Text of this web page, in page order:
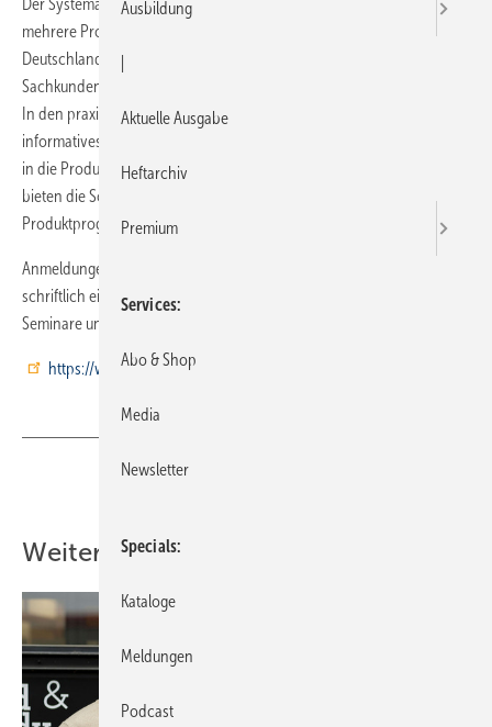
Der Systemanbieter für Wärme, Klima und Neue Energien bietet 2012
mehrere Produktlehrgänge an drei Schulungsstandorten in
Deutschland an. Eine Schulung mit dem Ziel des
Sachkundenachweises im Klimabereich kann ebenfalls belegt werden.
In den praxisorientierten Seminaren erhalten die Fachleute
informatives Wissen rund um das Remko-Produktsortiment. Unterteilt
in die Produktbereiche Klima, Kaltwasser, Wärme und Wärmepumpen
bieten die Schulungen einen tiefen Einblick in das aktuelle
Produktprogramm, technische Details und Montagemöglichkeiten.
Anmeldungen müssen bis spätestens 14 Tage vor Seminarbeginn
schriftlich eingereicht werden. Eine Übersicht der verschiedenen
Seminare und die Schulungstermine gibt es unter
https://www.remko.de/seminare/
Teilen
Weitere Inhalte
Ausbildung
Aktuelle Ausgabe
Heftarchiv
Premium
Services
Abo & Shop
Media
Newsletter
Specials
Kataloge
Meldungen
Podcast